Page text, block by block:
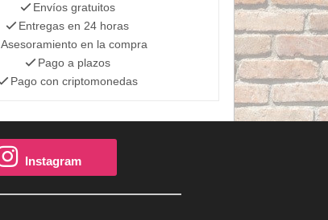
Envíos gratuitos
Entregas en 24 horas
Asesoramiento en la compra
Pago a plazos
Pago con criptomonedas
Instagram